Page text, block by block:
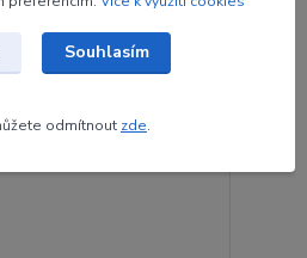
Skladem > 5 ks
do košíku
Souhlasím
odmítnout zde.